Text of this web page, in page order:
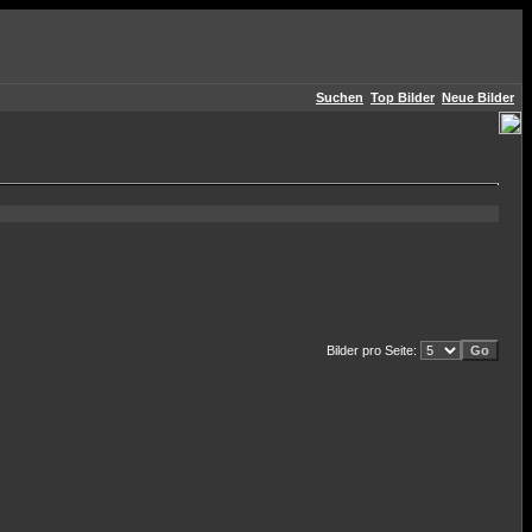
Suchen Top Bilder Neue Bilder
Bilder pro Seite: